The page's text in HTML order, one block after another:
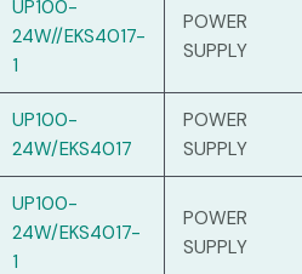
UP100-
24W//EKS4017-
1
POWER
SUPPLY
UP100-
24W/EKS4017
POWER
SUPPLY
UP100-
24W/EKS4017-
1
POWER
SUPPLY